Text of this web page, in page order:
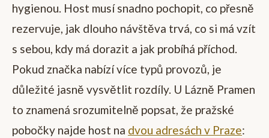
hygienou. Host musí snadno pochopit, co přesně
rezervuje, jak dlouho návštěva trvá, co si má vzít
s sebou, kdy má dorazit a jak probíhá příchod.
Pokud značka nabízí více typů provozů, je
důležité jasně vysvětlit rozdíly. U Lázně Pramen
to znamená srozumitelně popsat, že pražské
pobočky najde host na dvou adresách v Praze: